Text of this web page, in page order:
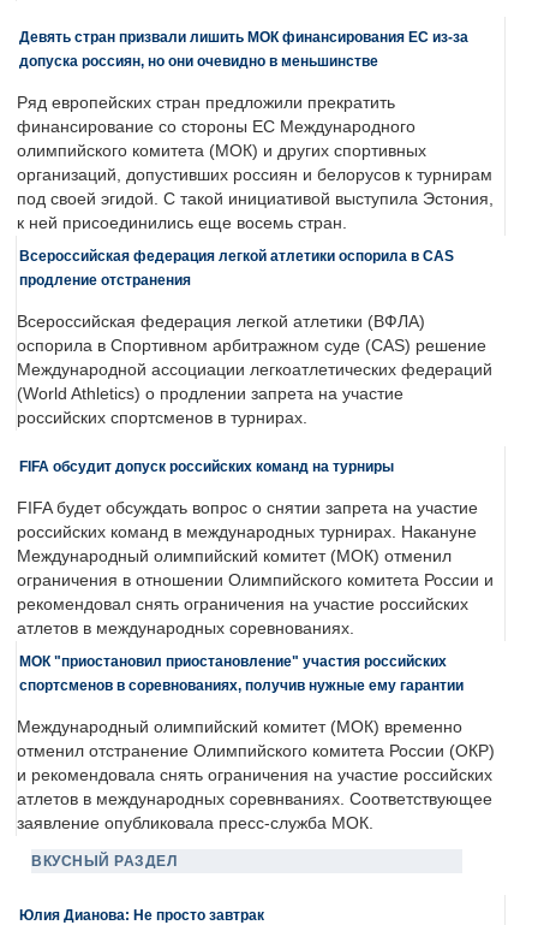
Девять стран призвали лишить МОК финансирования ЕС из-за
допуска россиян, но они очевидно в меньшинстве
Ряд европейских стран предложили прекратить
финансирование со стороны ЕС Международного
олимпийского комитета (МОК) и других спортивных
организаций, допустивших россиян и белорусов к турнирам
под своей эгидой. С такой инициативой выступила Эстония,
к ней присоединились еще восемь стран.
Всероссийская федерация легкой атлетики оспорила в CAS
продление отстранения
Всероссийская федерация легкой атлетики (ВФЛА)
оспорила в Спортивном арбитражном суде (CAS) решение
Международной ассоциации легкоатлетических федераций
(World Athletics) о продлении запрета на участие
российских спортсменов в турнирах.
FIFA обсудит допуск российских команд на турниры
FIFA будет обсуждать вопрос о снятии запрета на участие
российских команд в международных турнирах. Накануне
Международный олимпийский комитет (МОК) отменил
ограничения в отношении Олимпийского комитета России и
рекомендовал снять ограничения на участие российских
атлетов в международных соревнованиях.
МОК "приостановил приостановление" участия российских
спортсменов в соревнованиях, получив нужные ему гарантии
Международный олимпийский комитет (МОК) временно
отменил отстранение Олимпийского комитета России (ОКР)
и рекомендовала снять ограничения на участие российских
атлетов в международных соревнваниях. Соответствующее
заявление опубликовала пресс-служба МОК.
ВКУСНЫЙ РАЗДЕЛ
Юлия Дианова: Не просто завтрак